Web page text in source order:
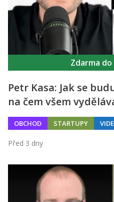
Zdarma do
Petr Kasa: Jak se
na čem všem
OBCHOD STARTUPY
Před 3 dny